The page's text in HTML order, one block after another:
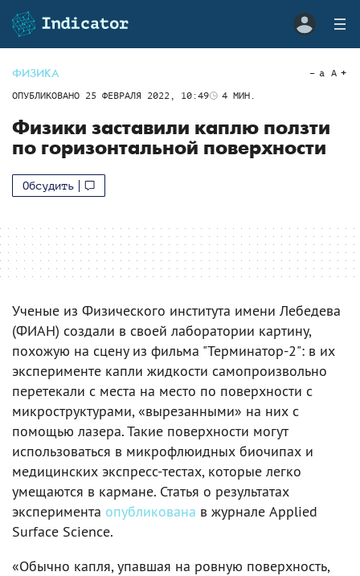
ФИЗИКА
ОПУБЛИКОВАНО 25 ФЕВРАЛЯ 2022, 10:49 4 МИН.
a A
Физики заставили каплю ползти
по горизонтальной поверхности
Обсудить
Ученые из Физического института имени Лебедева
(ФИАН) создали в своей лаборатории картину,
похожую на сцену из фильма "Терминатор-2": в их
эксперименте капли жидкости самопроизвольно
перетекали с места на место по поверхности с
микроструктурами, «вырезанными» на них с
помощью лазера. Такие поверхности могут
использоваться в микрофлюидных биочипах и
медицинских экспресс-тестах, которые легко
умещаются в кармане. Статья о результатах
эксперимента опубликована в журнале Applied
Surface Science.
«Обычно капля, упавшая на ровную поверхность,